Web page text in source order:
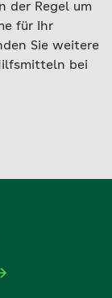
der Regel um
für Ihr
Sie weitere
bei